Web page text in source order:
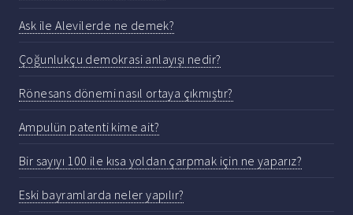
Ask ile Alevilerde ne demek?
Çoğunlukçu demokrasi anlayışı nedir?
Rönesans dönemi nasıl ortaya çıkmıştır?
Ampulün patenti kime ait?
Bir sayıyı 100 ile kısa yoldan çarpmak için ne yaparız?
Eski bayramlarda neler yapılır?